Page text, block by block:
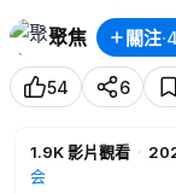
串措施讓自己掉
聚焦
關注·
54 6
1.9K影片觀看 ·
会